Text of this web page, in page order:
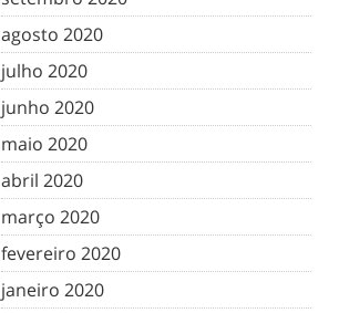
agosto 2020
julho 2020
junho 2020
maio 2020
abril 2020
março 2020
fevereiro 2020
janeiro 2020